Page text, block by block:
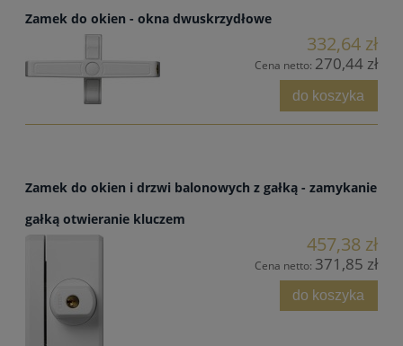
Zamek do okien - okna dwuskrzydłowe
332,64 zł
Cena netto: 270,44 zł
do koszyka
Zamek do okien i drzwi balonowych z gałką - zamykanie
gałką otwieranie kluczem
457,38 zł
Cena netto: 371,85 zł
do koszyka